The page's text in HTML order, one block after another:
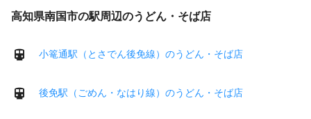
高知県南国市の駅周辺のうどん・そば店
小篭通駅（とさでん後免線）のうどん・そば店
後免駅（ごめん・なはり線）のうどん・そば店